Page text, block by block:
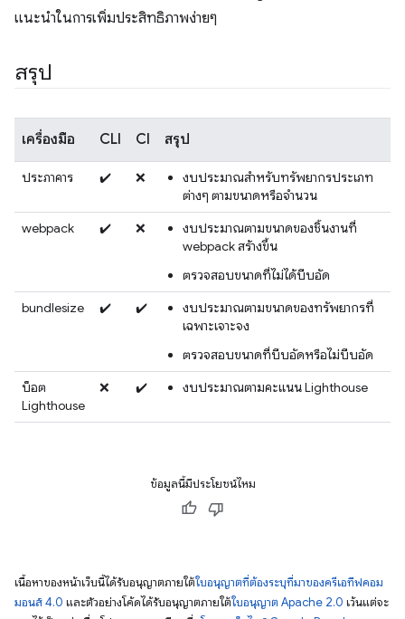
แนะนำในการเพิ่มประสิทธิภาพง่ายๆ
สรุป
เครื่องมือ CLI CI สรุป
ประภาคาร ✔️ ❌
งบประมาณสำหรับทรัพยากรประเภท
ต่างๆ ตามขนาดหรือจำนวน
webpack
✔️ ❌
งบประมาณตามขนาดของชิ้นงานที่
webpack สร้างขึ้น
ตรวจสอบขนาดที่ไม่ได้บีบอัด
bundlesize
✔️ ✔️
งบประมาณตามขนาดของทรัพยากรที่
เฉพาะเจาะจง
ตรวจสอบขนาดที่บีบอัดหรือไม่บีบอัด
บ็อต
Lighthouse
❌ ✔️ งบประมาณตามคะแนน Lighthouse
ข้อมูลนี้มีประโยชน์ไหม
เนื้อหาของหน้าเว็บนี้ได้รับอนุญาตภายใต้ใบอนุญาตที่ต้องระบุที่มาของครีเอทีฟคอม
มอนส์ 4.0 และตัวอย่างโค้ดได้รับอนุญาตภายใต้ใบอนุญาต Apache 2.0 เว้นแต่จะ